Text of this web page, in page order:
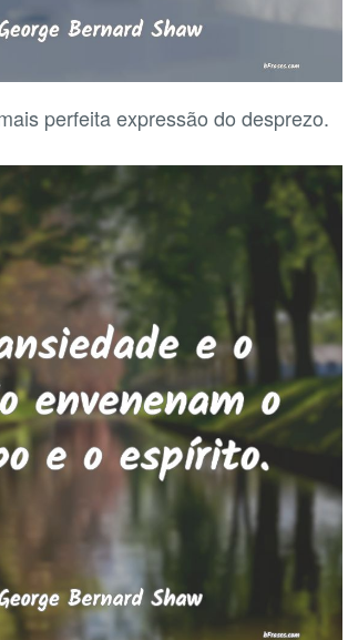
perfeita expressão do desprezo.